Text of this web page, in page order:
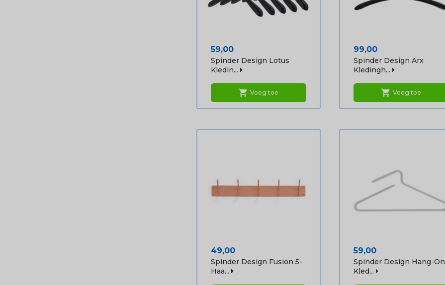
Prijs
59,00
Spinder Design Lotus
Kledin...
shopping_cart Voeg toe
Prijs
99,00
Spinder Design Arx
Kledingh...
shopping_cart Voeg toe
Prijs
49,00
Spinder Design Fusion 5-
Haa...
Prijs
59,00
Spinder Design Hang-On
Kled...